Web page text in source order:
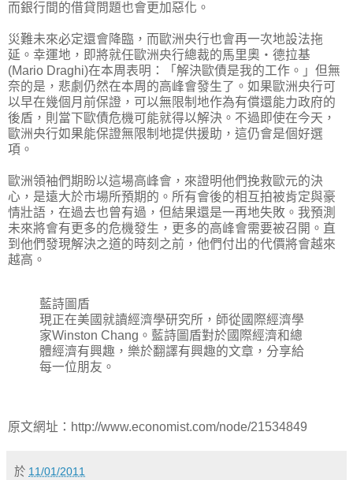
而銀行間的借貸問題也會更加惡化。
災難未來必定還會降臨，而歐洲央行也會再一次地設法拖
延。幸運地，即將就任歐洲央行總裁的馬里奧‧德拉基
(Mario Draghi)在本周表明：「解決歐債是我的工作。」但無
奈的是，悲劇仍然在本周的高峰會發生了。如果歐洲央行可
以早在幾個月前保證，可以無限制地作為有償還能力政府的
後盾，則當下歐債危機可能就得以解決。不過即使在今天，
歐洲央行如果能保證無限制地提供援助，這仍會是個好選
項。
歐洲領袖們期盼以這場高峰會，來證明他們挽救歐元的決
心，是遠大於市場所預期的。所有會後的相互拍被肯定與豪
情壯語，在過去也曾有過，但結果還是一再地失敗。我預測
未來將會有更多的危機發生，更多的高峰會需要被召開。直
到他們發現解決之道的時刻之前，他們付出的代價將會越來
越高。
藍詩圖盾
現正在美國就讀經濟學研究所，師從國際經濟學
家Winston Chang。藍詩圖盾對於國際經濟和總
體經濟有興趣，樂於翻譯有興趣的文章，分享給
每一位朋友。
原文網址：http://www.economist.com/node/21534849
於 11/01/2011